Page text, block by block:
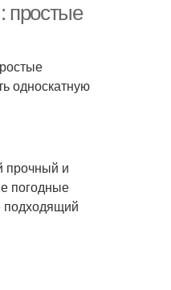
простые
односкатную
прочный и
погодные
подходящий